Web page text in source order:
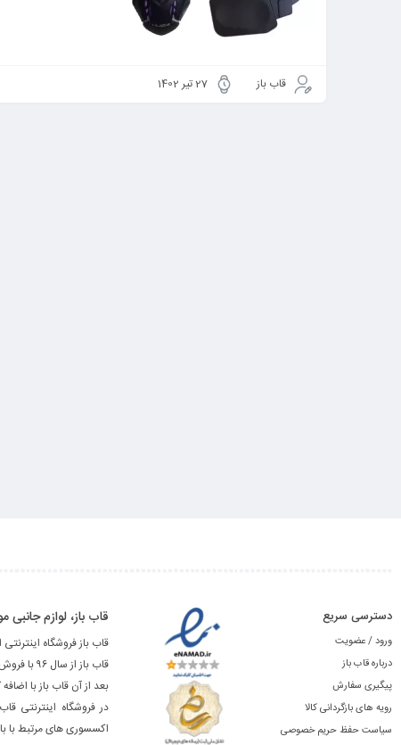
قاب باز 27 تیر 1402
دسترسی سریع
ورود / عضویت
درباره قاب باز
پیگیری سفارش
رویه های بازگردانی کالا
سیاست حفظ حریم خصوصی
قاب باز، لوازم
قاب باز فروشگاه
قاب باز از سال ۹۶ با فروش آنلاین لوازم جانبی محصولات اپل شروع به کار نمود.
بعد از آن قاب باز با
در فروشگاه اینترنتی
اکسسوری های مرتبط با